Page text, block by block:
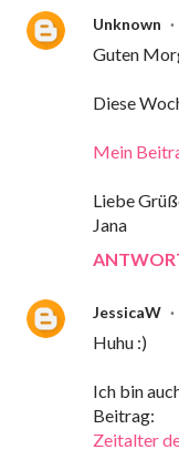
Unknown
Guten
Diese
Mein
Liebe
Jana
JessicaW
Huhu :)
Ich bin
Beitrag:
Zeitalter